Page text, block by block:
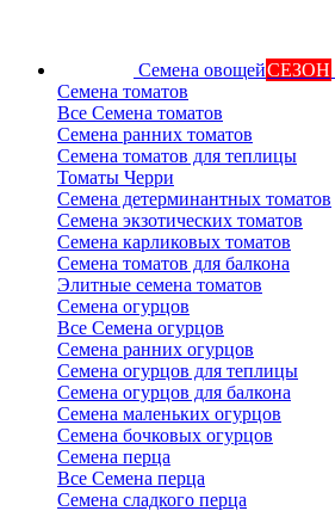
Семена овощейСЕЗОН
Семена томатов
Все Семена томатов
Семена ранних томатов
Семена томатов для теплицы
Томаты Черри
Семена детерминантных томатов
Семена экзотических томатов
Семена карликовых томатов
Семена томатов для балкона
Элитные семена томатов
Семена огурцов
Все Семена огурцов
Семена ранних огурцов
Семена огурцов для теплицы
Семена огурцов для балкона
Семена маленьких огурцов
Семена бочковых огурцов
Семена перца
Все Семена перца
Семена сладкого перца